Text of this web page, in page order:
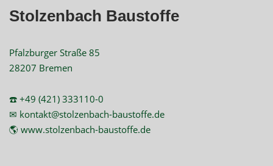
Stolzenbach Baustoffe
Pfalzburger Straße 85
28207 Bremen
☎️ +49 (421) 333110-0
✉ kontakt@stolzenbach-baustoffe.de
🌎 www.stolzenbach-baustoffe.de